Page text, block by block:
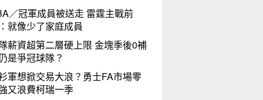
／冠軍成員被送走 雷霆主戰前
就像少了家庭成員
薪資超第二層硬上限 金塊季後0補
是爭冠球隊？
軍想掀交易大浪？勇士FA市場零
又浪費柯瑞一季